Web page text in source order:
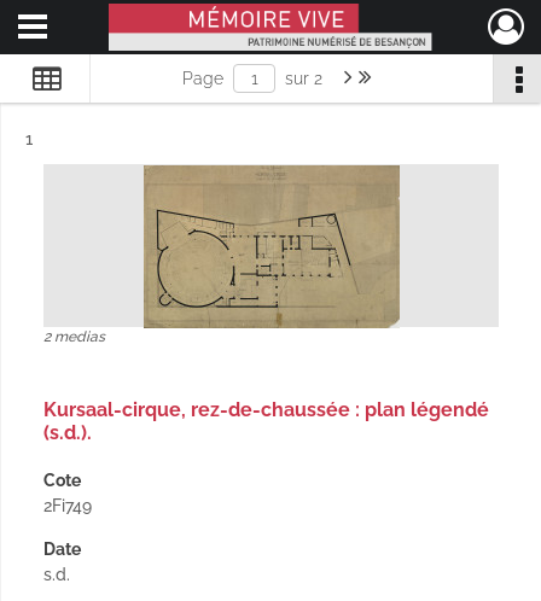
Mémoire Vive patrimoine numérisé de Besançon
Ouvrir le menu déroulant
Page sur 2
Résultat n°
1
2 medias
Kursaal-cirque, rez-de-chaussée : plan légendé
(s.d.).
Cote
2Fi749
Date
s.d.